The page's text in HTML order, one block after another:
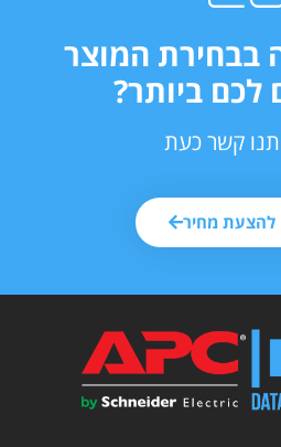
בבחירת המוצר
ביותר?
קשר כעת
מחיר